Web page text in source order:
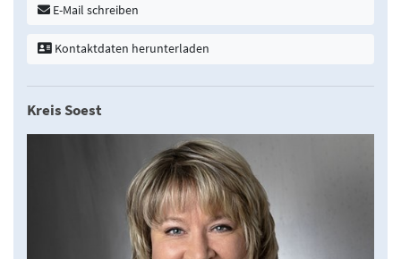
E-Mail schreiben
Kontaktdaten herunterladen
Kreis Soest